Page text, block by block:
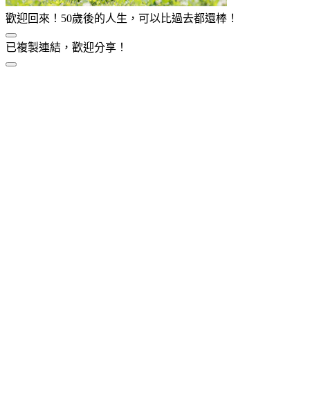
歡迎回來！50歲後的人生，可以比過去都還棒！
已複製連結，歡迎分享！